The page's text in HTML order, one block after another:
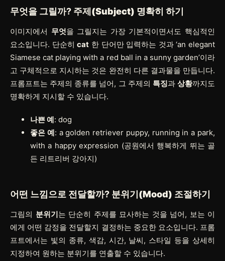
무엇을 그릴까? 주제(Subject) 명확히 하기
이미지에서 무엇을 그릴지는 가장 기본적이면서도 핵심적인
요소입니다. 단순히cat 한 단어만 입력하는 것과 ‘an elegant
Siamese cat playing with a red ball in a sunny garden’이라
고 구체적으로 지시하는 것은 완전히 다른 결과물을 만듭니다.
프롬프트는 주제의 종류를 넘어, 그 주제의 특징과상황까지도
명확하게 지시할 수 있습니다.
나쁜 예: dog
좋은 예: a golden retriever puppy, running in a park,
with a happy expression (공원에서 행복하게 뛰는 골
든 리트리버 강아지)
어떤 느낌으로 전달할까? 분위기(Mood) 조절하기
그림의 분위기는 단순히 주제를 묘사하는 것을 넘어, 보는 이
에게 어떤 감정을 전달할지 결정하는 중요한 요소입니다. 프롬
프트에서는 빛의 종류, 색감, 시간, 날씨, 스타일 등을 상세히
지정하여 원하는 분위기를 연출할 수 있습니다.